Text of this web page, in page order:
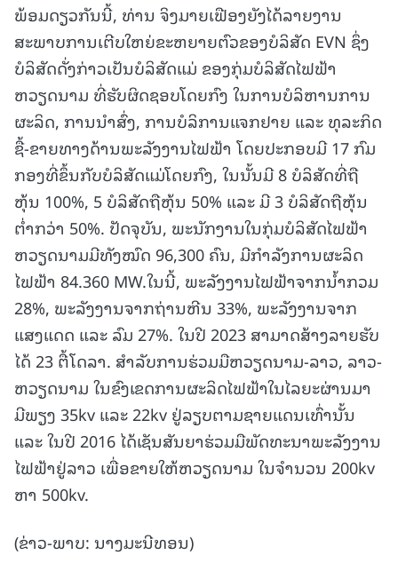
ພ້ອມດຽວກັນນີ້, ທ່ານ ຈິງມາຍເຟືອງຍັງໄດ້ລາຍງານ
ສະພາບການເຕີບໃຫຍ່ຂະຫຍາຍຕົວຂອງບໍລິສັດ EVN ຊຶ່ງ
ບໍລິສັດດັ່ງກ່າວເປັນບໍລິສັດແມ່ ຂອງກຸ່ມບໍລິສັດໄຟຟ້າ
ຫວຽດນາມ ທີ່ຮັບຜິດຊອບໂດຍກົງ ໃນການບໍລິຫານການ
ຜະລິດ, ການນໍາສົ່ງ, ການບໍລິການແຈກຢາຍ ແລະ ທຸລະກິດ
ຊື້-ຂາຍທາງດ້ານພະລັງງານໄຟຟ້າ ໂດຍປະກອບມີ 17 ກົມ
ກອງທີ່ຂຶ້ນກັບບໍລິສັດແມ່ໂດຍກົງ, ໃນນັ້ນມີ 8 ບໍລິສັດທີ່ຖື
ຫຸ້ນ 100%, 5 ບໍລິສັດຖືຫຸ້ນ 50% ແລະ ມີ 3 ບໍລິສັດຖືຫຸ້ນ
ຕໍ່າກວ່າ 50%. ປັດຈຸບັນ, ພະນັກງານໃນກຸ່ມບໍລິສັດໄຟຟ້າ
ຫວຽດນາມມີທັງໝົດ 96,300 ຄົນ, ມີກໍາລັງການຜະລິດ
ໄຟຟ້າ 84.360 MW.ໃນນີ້, ພະລັງງານໄຟຟ້າຈາກນໍ້າກວມ
28%, ພະລັງງານຈາກຖ່ານຫີນ 33%, ພະລັງງານຈາກ
ແສງແດດ ແລະ ລົມ 27%. ໃນປີ 2023 ສາມາດສ້າງລາຍຮັບ
ໄດ້ 23 ຕື້ໂດລາ. ສຳລັບການຮ່ວມມືຫວຽດນາມ-ລາວ, ລາວ-
ຫວຽດນາມ ໃນຂົງເຂດການຜະລິດໄຟຟ້າໃນໄລຍະຜ່ານມາ
ມີພຽງ 35kv ແລະ 22kv ຢູ່ລຽບຕາມຊາຍແດນເທົ່ານັ້ນ
ແລະ ໃນປີ 2016 ໄດ້ເຊັນສັນຍາຮ່ວມມືພັດທະນາພະລັງງານ
ໄຟຟ້າຢູ່ລາວ ເພື່ອຂາຍໃຫ້ຫວຽດນາມ ໃນຈໍານວນ 200kv
ຫາ 500kv.
(ຂ່າວ-ພາບ: ນາງມະນີທອນ)